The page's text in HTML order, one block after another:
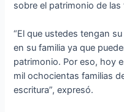
sobre el patrimonio de las
“El que ustedes tengan
en su familia ya que
patrimonio. Por eso, hoy
mil ochocientas familias
escritura”, expresó.